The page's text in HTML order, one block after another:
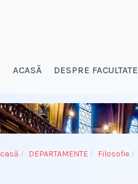
ACASĂ DESPRE FACULTATE
DEPARTAMENTE Filosofie